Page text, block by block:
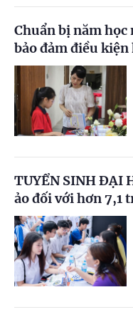
Chuẩn bị năm
bảo đảm điều
TUYỂN SINH ĐẠI
ảo đối với hơn 7,1